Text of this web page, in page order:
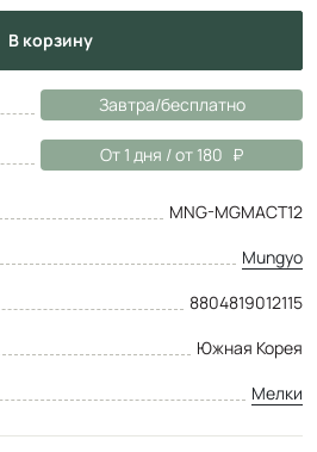
в корзину
Завтра/бесплатно
От 1 дня / от 180
MNG-MGMACT12
Mungyo
8804819012115
Южная Корея
Мелки